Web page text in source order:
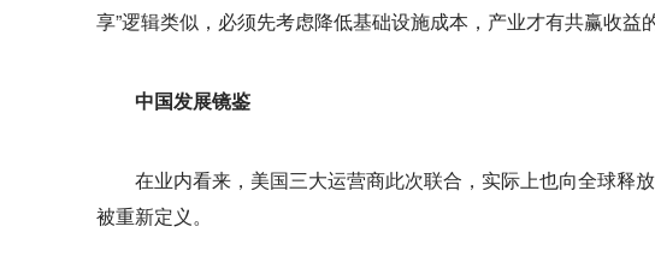
享”逻辑类似，必须先考虑降低基础设施成本，产业才有共赢收益
中国发展镜鉴
在业内看来，美国三大运营商此次联合，实际上也向全球释
被重新定义。